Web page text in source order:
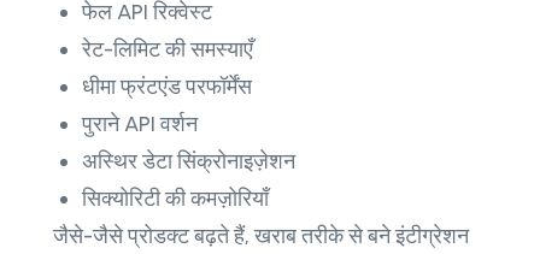
फेल API रिक्वेस्ट
रेट-लिमिट की समस्याएँ
धीमा फ्रंटएंड परफॉर्मेंस
पुराने API वर्शन
अस्थिर डेटा सिंक्रोनाइज़ेशन
सिक्योरिटी की कमज़ोरियाँ
जैसे-जैसे प्रोडक्ट बढ़ते हैं, खराब तरीके से बने इंटीग्रेशन